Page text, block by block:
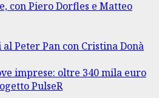
con Piero Dorfles e Matteo
Peter Pan con Cristina Donà
imprese: oltre 340 mila euro
PulseR